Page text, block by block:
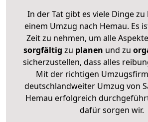
In der Tat gibt es viele Dinge
einem Umzug nach Hemau. Es
Zeit zu nehmen, um alle
sorgfältig zu planen und zu
sicherzustellen, dass alles
Mit der richtigen
deutschlandweiter Umzug von
Hemau erfolgreich
dafür sorgen wir.